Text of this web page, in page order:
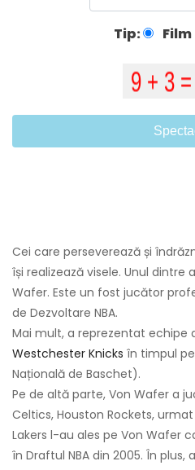
Tip: Film
Cei care perseverează și
își realizează visele. Unul dintre
Wafer. Este un fost jucător
de Dezvoltare NBA.
Mai mult, a reprezentat echipe
Westchester Knicks în timpul
Națională de Baschet).
Pe de altă parte, Von Wafer a
Celtics, Houston Rockets,
Lakers l-au ales pe Von Wafer
în Draftul NBA din 2005. În